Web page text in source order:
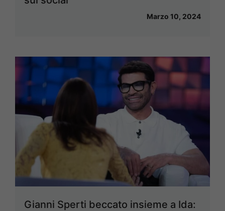
Marzo 10, 2024
Gianni Sperti beccato insieme a Ida: